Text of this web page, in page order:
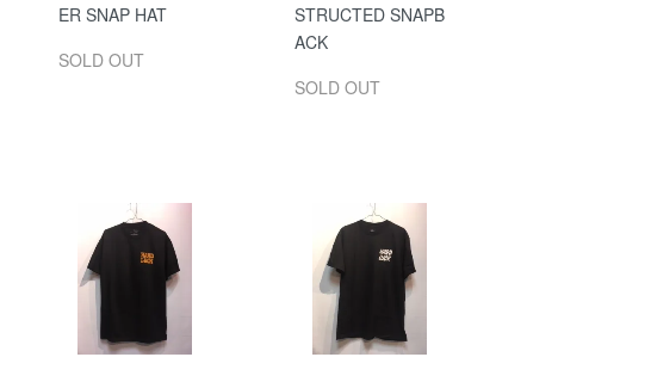
ER SNAP HAT
SOLD OUT
STRUCTED SNAPB
ACK
SOLD OUT